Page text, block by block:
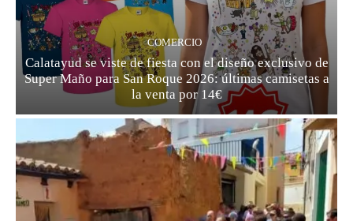
COMERCIO
Calatayud se viste de fiesta con el diseño exclusivo de
Super Maño para San Roque 2026: últimas camisetas a
la venta por 14€